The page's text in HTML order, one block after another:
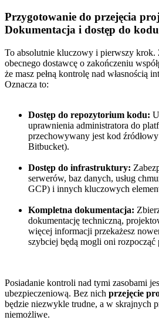
Przygotowanie do przejęcia
Dokumentacja i dostęp do kodu
To absolutnie kluczowy i pierwszy krok.
obecnego dostawcę o zakończeniu
że masz pełną kontrolę nad własnością
Oznacza to:
Dostęp do repozytorium kodu:
uprawnienia administratora do
przechowywany jest kod
Bitbucket).
Dostęp do infrastruktury:
serwerów, baz danych, usług
GCP) i innych kluczowych
Kompletna dokumentacja:
dokumentację techniczną,
więcej informacji przekażesz
szybciej będą mogli oni rozpocząć
Posiadanie kontroli nad tymi zasobami
ubezpieczeniową. Bez nich przejęcie
będzie niezwykle trudne, a w skrajnych
niemożliwe.